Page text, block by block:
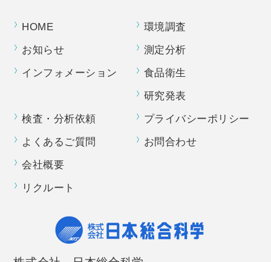
HOME
お知らせ
インフォメーション
環境調査
測定分析
食品衛生
研究発表
検査・分析依頼
よくあるご質問
会社概要
リクルート
プライバシーポリシー
お問合わせ